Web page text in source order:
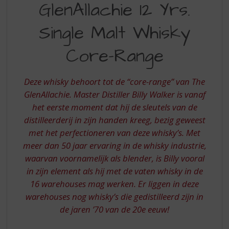
YRS.
WHISKY
-
CORE
RANGE
GlenAllachie 12 Yrs.
Single Malt Whisky
Core-Range
Deze whisky behoort tot de “core-range” van The
GlenAllachie. Master Distiller Billy Walker is vanaf
het eerste moment dat hij de sleutels van de
distilleerderij in zijn handen kreeg, bezig geweest
met het perfectioneren van deze whisky’s. Met
meer dan 50 jaar ervaring in de whisky industrie,
waarvan voornamelijk als blender, is Billy vooral
in zijn element als hij met de vaten whisky in de
16 warehouses mag werken. Er liggen in deze
warehouses nog whisky’s die gedistilleerd zijn in
de jaren ’70 van de 20e eeuw!